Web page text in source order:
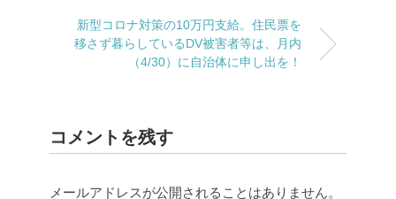
新型コロナ対策の10万円支給。住民票を
移さず暮らしているDV被害者等は、月内
（4/30）に自治体に申し出を！
コメントを残す
メールアドレスが公開されることはありません。